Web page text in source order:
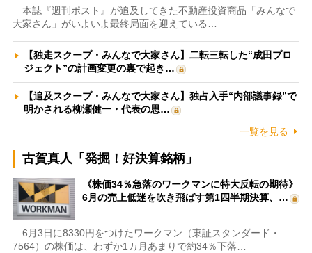
本誌『週刊ポスト』が追及してきた不動産投資商品「みんなで
大家さん」がいよいよ最終局面を迎えている…
【独走スクープ・みんなで大家さん】二転三転した“成田プロ
ジェクト”の計画変更の裏で起き…
【追及スクープ・みんなで大家さん】独占入手“内部議事録”で
明かされる柳瀬健一・代表の思…
一覧を見る
古賀真人「発掘！好決算銘柄」
《株価34％急落のワークマンに特大反転の期待》
6月の売上低迷を吹き飛ばす第1四半期決算、…
6月3日に8330円をつけたワークマン（東証スタンダード・
7564）の株価は、わずか1カ月あまりで約34％下落…